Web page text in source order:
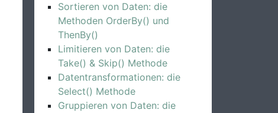
Sortieren von Daten: die
Methoden OrderBy() und
ThenBy()
Limitieren von Daten: die
Take() & Skip() Methode
Datentransformationen: die
Select() Methode
Gruppieren von Daten: die